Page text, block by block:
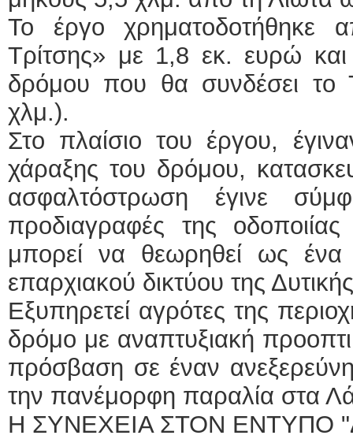
Το έργο χρηματοδοτήθηκε
Τρίτσης» με 1,8 εκ. ευρώ και
δρόμου που θα συνδέσει
χλμ.).
Στο πλαίσιο του έργου,
χάραξης του δρόμου,
ασφαλτόστρωση έγινε
προδιαγραφές της
μπορεί να θεωρηθεί ως ένα
επαρχιακού δικτύου της
Εξυπηρετεί αγρότες της
δρόμο με αναπτυξιακή
πρόσβαση σε έναν
την πανέμορφη παραλία στα
Η ΣΥΝΕΧΕΙΑ ΣΤΟΝ ΕΝΤΥΠΟ